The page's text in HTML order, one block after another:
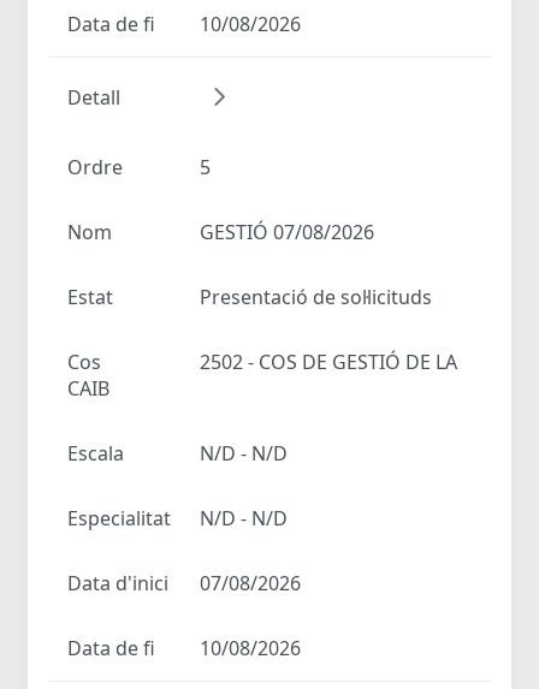
Data de fi 10/08/2026
Detall
Ordre 5
Nom GESTIÓ 07/08/2026
Estat Presentació de sol·licituds
Cos
2502 - COS DE GESTIÓ DE LA
CAIB
Escala N/D - N/D
Especialitat N/D - N/D
Data d'inici 07/08/2026
Data de fi 10/08/2026